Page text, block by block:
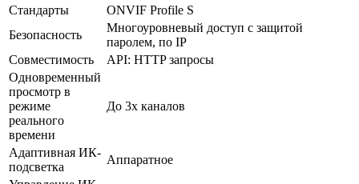
Стандарты
ONVIF Profile S
Безопасность
Многоуровневый доступ с защитой
паролем, по IP
Совместимость
API: HTTP запросы
Одновременный
просмотр в
режиме
реального
времени
До 3х каналов
Адаптивная ИК-
подсветка
Аппаратное